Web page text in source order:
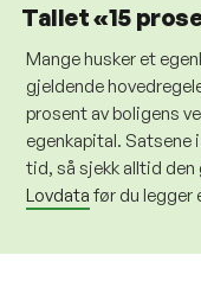
Tallet «15
Mange husker et
gjeldende
prosent av boligens
egenkapital.
tid, så sjekk alltid
Lovdata før du legger